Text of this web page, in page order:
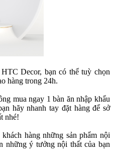
Decor, bạn có thể tuỳ chọn
hàng trong 24h.
mua ngay 1 bàn ăn nhập khẩu
hãy nhanh tay đặt hàng để sở
nhé!
hàng những sản phẩm nội
những ý tưởng nội thất của bạn